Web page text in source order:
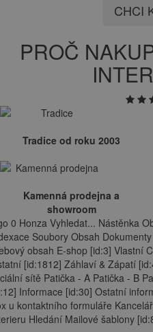
CHCI
PROČ
Tradice od roku 2003
Kamenná prodejna a
showroom
0 Honza Vyhledat... Nástěnka
Soubory Obsah
obsah E-shop [id:3] Vlastní
[id:1812] Záhlaví & Zápatí
sítě Patička - A Patička - B
Informace [id:30] Ostatní
u kontaktního formuláře
Hledání Mailové šablony